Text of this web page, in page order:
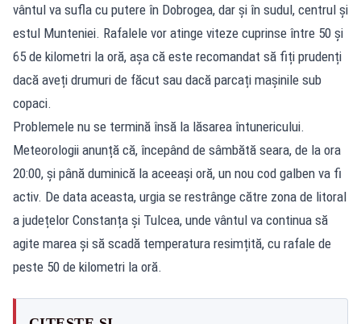
vântul va sufla cu putere în Dobrogea, dar și în sudul, centrul și
estul Munteniei. Rafalele vor atinge viteze cuprinse între 50 și
65 de kilometri la oră, așa că este recomandat să fiți prudenți
dacă aveți drumuri de făcut sau dacă parcați mașinile sub
copaci.
Problemele nu se termină însă la lăsarea întunericului.
Meteorologii anunță că, începând de sâmbătă seara, de la ora
20:00, și până duminică la aceeași oră, un nou cod galben va fi
activ. De data aceasta, urgia se restrânge către zona de litoral
a județelor Constanța și Tulcea, unde vântul va continua să
agite marea și să scadă temperatura resimțită, cu rafale de
peste 50 de kilometri la oră.